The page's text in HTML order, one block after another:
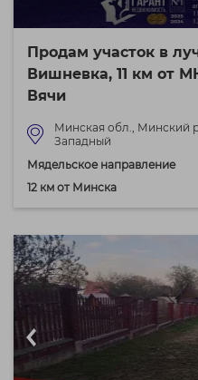
Продам участок в
Вишневка, 11 км от
Вячи
Минская обл., Минский
Западный
Мядельское направление
12 км от Минска